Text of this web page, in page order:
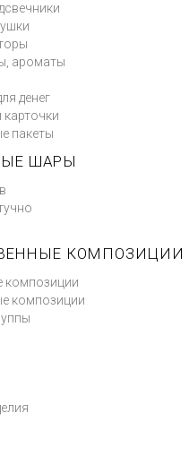
ароматы
денег
карточки
пакеты
ШАРЫ
КОМПОЗИЦИИ
композиции
композиции